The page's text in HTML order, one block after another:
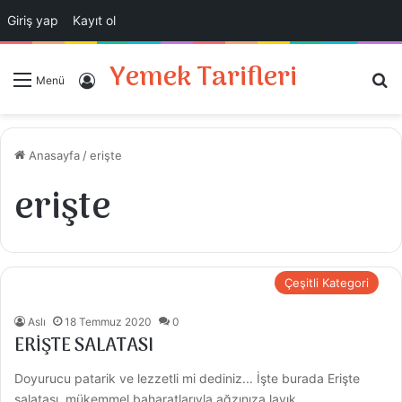
Giriş yap Kayıt ol
Menü Giriş Yap
Yemek Tarifleri
Anasayfa /erişte
erişte
Çeşitli Kategori
Aslı 18 Temmuz 2020 0
ERİŞTE SALATASI
Doyurucu patarik ve lezzetli mi dediniz... İşte burada Erişte
salatası, mükemmel baharatlarıyla ağzınıza layık